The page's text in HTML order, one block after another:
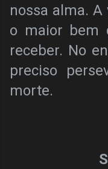
nossa alma.
o maior bem
receber. No
preciso
morte.